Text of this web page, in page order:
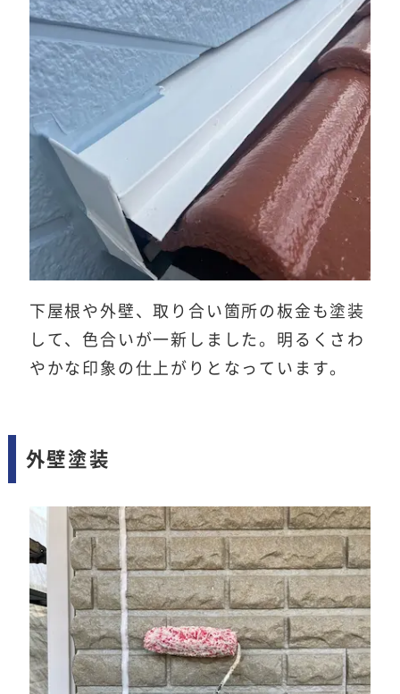
下屋根や外壁、取り合い箇所の板金も塗装
して、色合いが一新しました。明るくさわ
やかな印象の仕上がりとなっています。
外壁塗装